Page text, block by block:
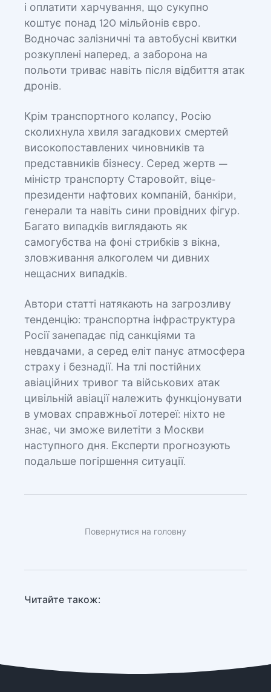
і оплатити харчування, що сукупно
коштує понад 120 мільйонів євро.
Водночас залізничні та автобусні квитки
розкуплені наперед, а заборона на
польоти триває навіть після відбиття атак
дронів.
Крім транспортного колапсу, Росію
сколихнула хвиля загадкових смертей
високопоставлених чиновників та
представників бізнесу. Серед жертв —
міністр транспорту Старовойт, віце-
президенти нафтових компаній, банкіри,
генерали та навіть сини провідних фігур.
Багато випадків виглядають як
самогубства на фоні стрибків з вікна,
зловживання алкоголем чи дивних
нещасних випадків.
Автори статті натякають на загрозливу
тенденцію: транспортна інфраструктура
Росії занепадає під санкціями та
невдачами, а серед еліт панує атмосфера
страху і безнадії. На тлі постійних
авіаційних тривог та військових атак
цивільній авіації належить функціонувати
в умовах справжньої лотереї: ніхто не
знає, чи зможе вилетіти з Москви
наступного дня. Експерти прогнозують
подальше погіршення ситуації.
Повернутися на головну
Читайте також: